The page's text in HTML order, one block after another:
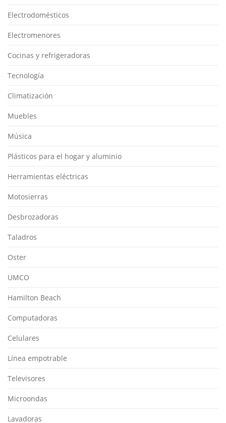
Electrodomésticos
Electromenores
Cocinas y refrigeradoras
Tecnología
Climatización
Muebles
Música
Plásticos para el hogar y aluminio
Herramientas eléctricas
Motosierras
Desbrozadoras
Taladros
Oster
UMCO
Hamilton Beach
Computadoras
Celulares
Línea empotrable
Televisores
Microondas
Lavadoras